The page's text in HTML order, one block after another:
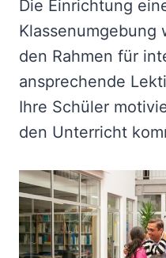
Die Einrichtung
Klassenumgebung
den Rahmen für
ansprechende
Ihre Schüler
den Unterricht